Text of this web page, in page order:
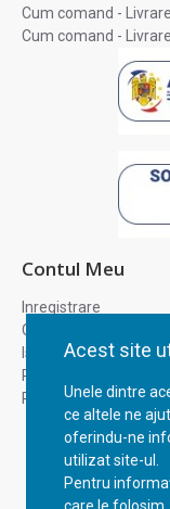
Acest site
Unele dintre
ce altele ne
oferindu-ne
utilizat site-ul.
Pentru
Cum comand - Livrare
Cum comand - Livrare
Contul Meu
Inregistrare
Contul meu
Istoric comenzi
Recuperare parola
Returnare produs